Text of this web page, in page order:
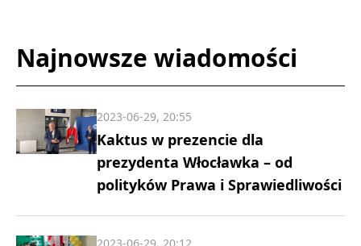
Najnowsze wiadomości
Kaktus w prezencie dla
prezydenta Włocławka – od
polityków Prawa i Sprawiedliwości
2023-06-29, 20:55